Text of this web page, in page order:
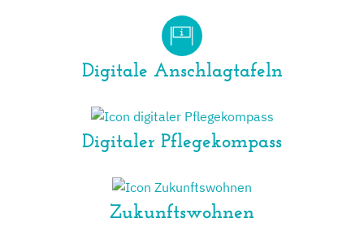
Digitale Anschlagtafeln
Digitaler Pflegekompass
Zukunftswohnen